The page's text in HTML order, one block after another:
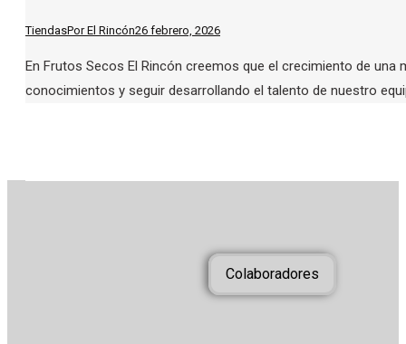
TiendasPorEl Rincón26 febrero, 2026
En Frutos Secos El Rincón creemos que el crecimiento de
conocimientos y seguir desarrollando el talento de nuestro
Colaboradores